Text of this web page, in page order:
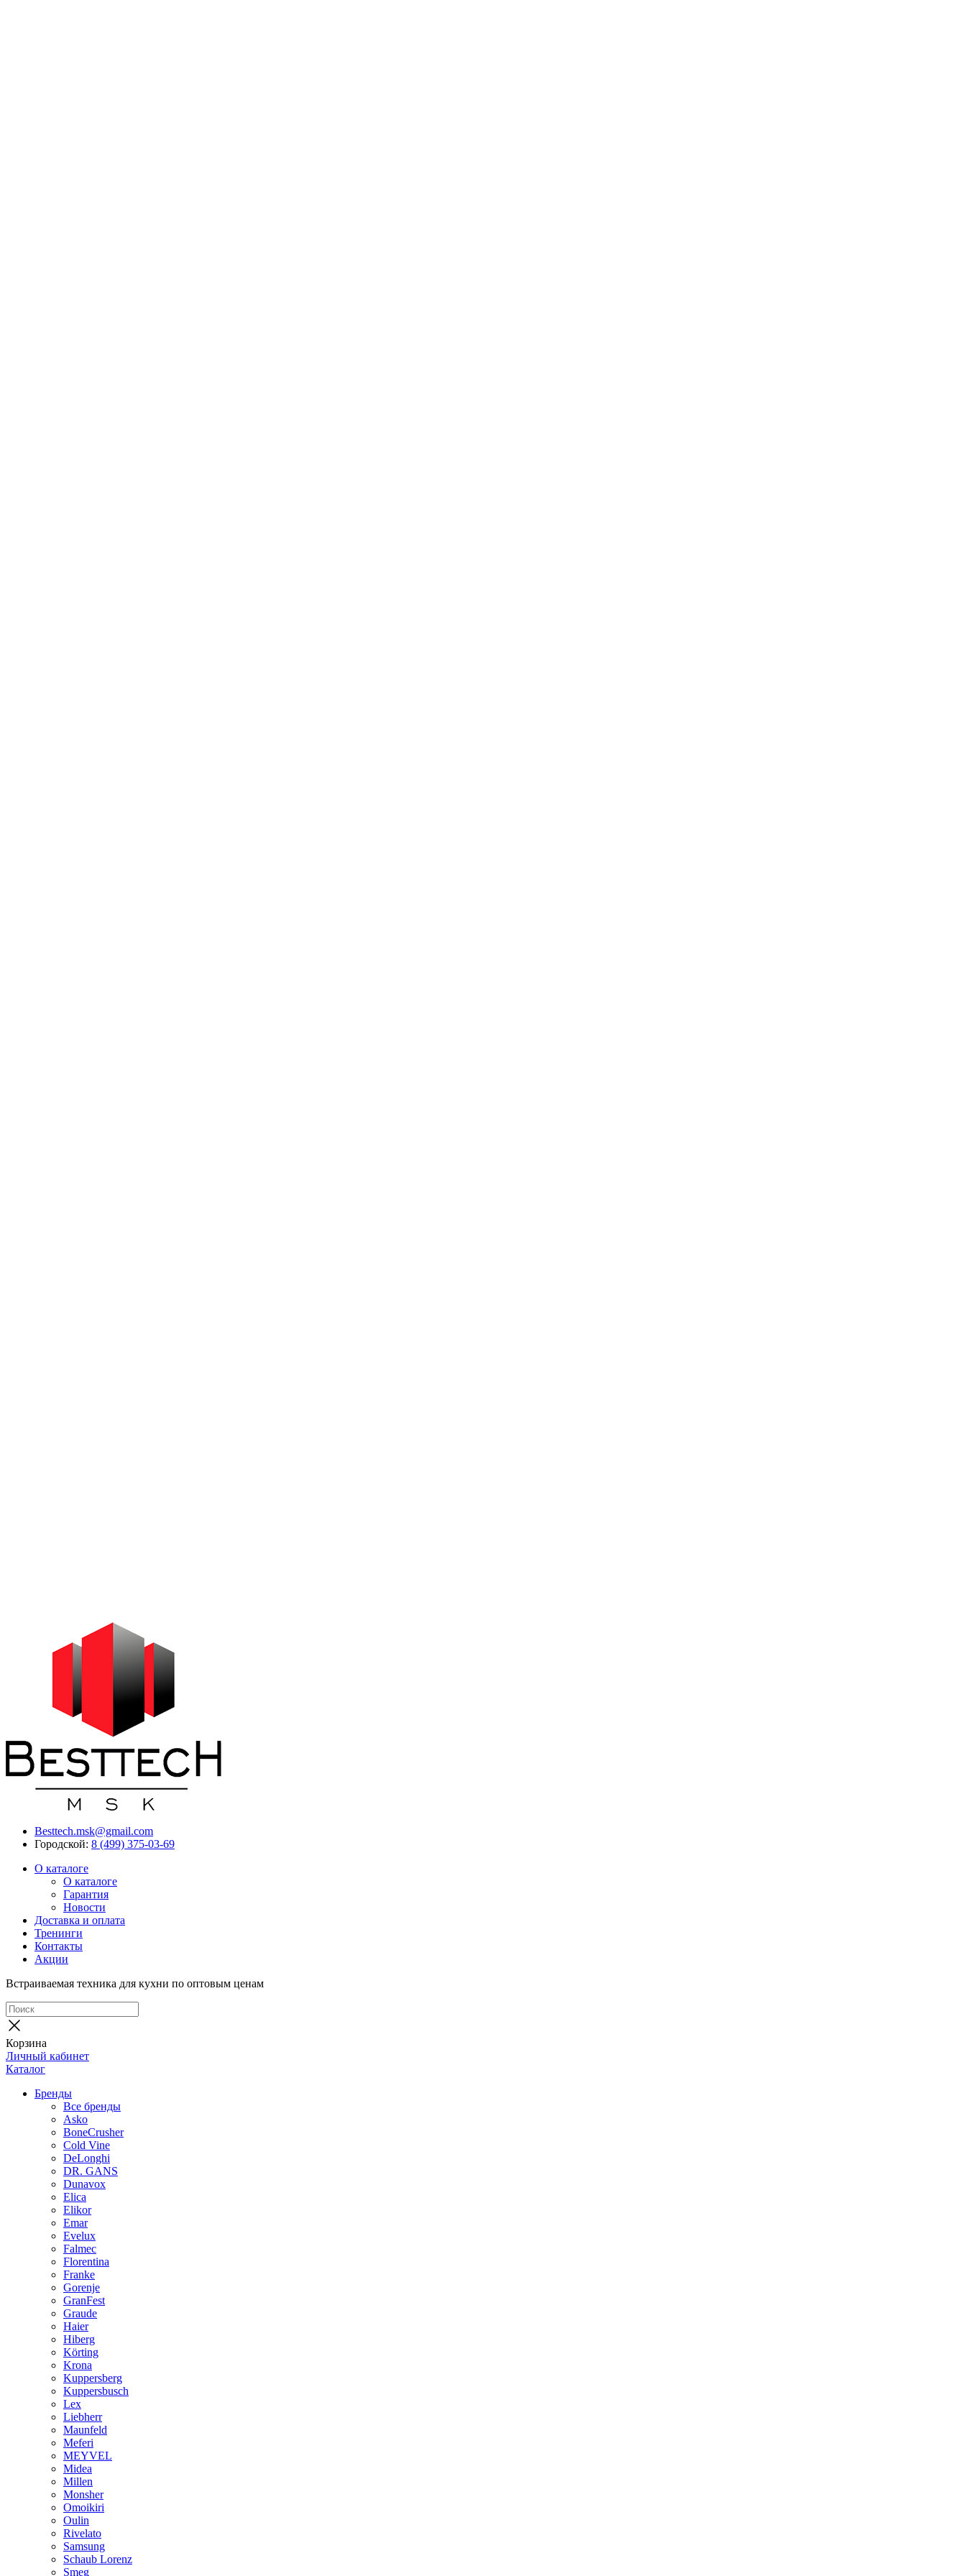
Besttech.msk@gmail.com
Городской: 8 (499) 375-03-69
О каталоге
О каталоге
Гарантия
Новости
Доставка и оплата
Тренинги
Контакты
Акции
Встраиваемая техника для кухни по оптовым ценам
Корзина
Личный кабинет
Каталог
Бренды
Все бренды
Asko
BoneCrusher
Cold Vine
DeLonghi
DR. GANS
Dunavox
Elica
Elikor
Emar
Evelux
Falmec
Florentina
Franke
Gorenje
GranFest
Graude
Haier
Hiberg
Körting
Krona
Kuppersberg
Kuppersbusch
Lex
Liebherr
Maunfeld
Meferi
MEYVEL
Midea
Millen
Monsher
Omoikiri
Oulin
Rivelato
Samsung
Schaub Lorenz
Smeg